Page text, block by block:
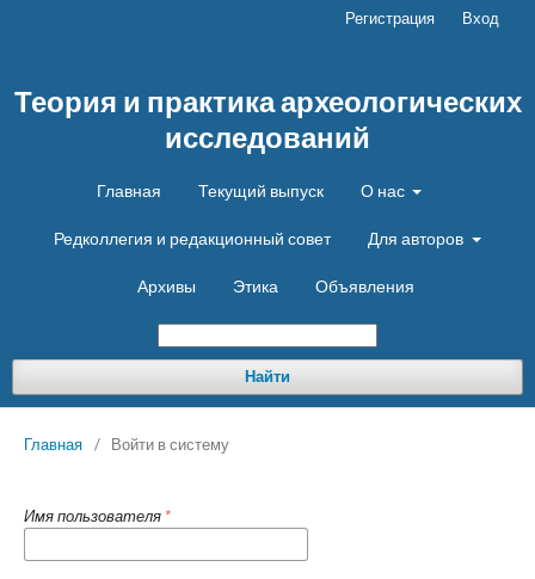
Теория и практика археологических
исследований
Главная Текущий выпуск О нас
Редколлегия и редакционный совет Для авторов
Архивы Этика Объявления
Найти
Регистрация Вход
Главная / Войти в систему
Имя пользователя *